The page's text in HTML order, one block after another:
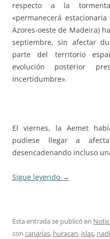
respecto a la
«permanecerá
Azores-oeste de Madeira)
septiembre, sin afectar
parte del territorio
evolución posterior
incertidumbre».
El viernes, la Aemet
pudiese llegar a
desencadenando incluso
Sigue leyendo →
Esta entrada se publicó en
con canarias, huracan, islas,